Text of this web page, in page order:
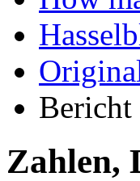
Bericht
Zahlen,